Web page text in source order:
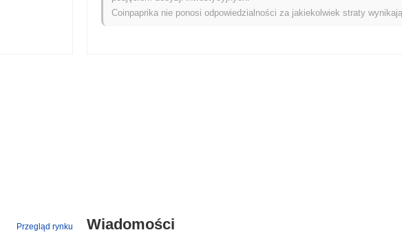
Kapitalizacja rynkowa Gensyn wynosi około zł 104,809,352.00, plasując
liczba jest obliczana na podstawie podaży w obiegu wynoszącej 1 304 675
Coinpaprika nie ponosi odpowiedzialności za jakiekolwiek straty
Przegląd rynku Wiadomości